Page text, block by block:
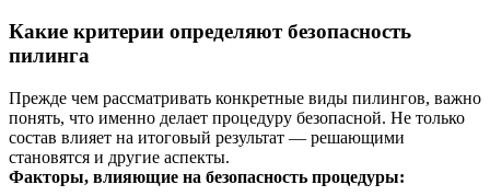
Какие критерии определяют безопасность
пилинга
Прежде чем рассматривать конкретные виды пилингов, важно
понять, что именно делает процедуру безопасной. Не только
состав влияет на итоговый результат — решающими
становятся и другие аспекты.
Факторы, влияющие на безопасность процедуры: